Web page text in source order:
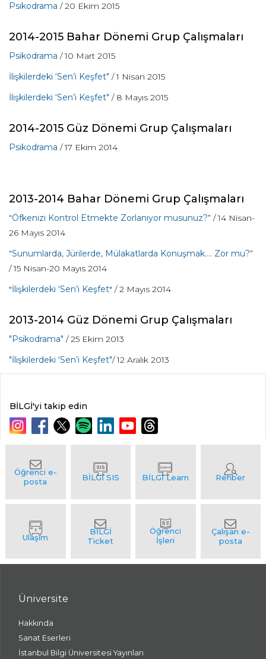
Psikodrama / 20 Ekim 2015
2014-2015 Bahar Dönemi Grup Çalışmaları
Psikodrama / 10 Mart 2015
İlişkilerdeki ‘Sen’i Keşfet" / 1 Nisan 2015
İlişkilerdeki ‘Sen’i Keşfet" / 8 Mayıs 2015
2014-2015 Güz Dönemi Grup Çalışmaları
Psikodrama / 17 Ekim 2014
2013-2014 Bahar Dönemi Grup Çalışmaları
“Öfkenizi Kontrol Etmekte Zorlanıyor musunuz?” / 14 Nisan-
26 Mayıs 2014
“Sunumlarda, Jürilerde, Mülakatlarda Konuşmak.... Zor mu?”
/ 15 Nisan-20 Mayıs 2014
"İlişkilerdeki ‘Sen’i Keşfet" / 2 Mayıs 2014
2013-2014 Güz Dönemi Grup Çalışmaları
"Psikodrama" / 25 Ekim 2013
"İlişkilerdeki ‘Sen’i Keşfet"/ 12 Aralık 2013
BİLGİ'yi takip edin
Üniversite
Hakkında
Sanat Eserleri
İstanbul Bilgi Üniversitesi Yayınları